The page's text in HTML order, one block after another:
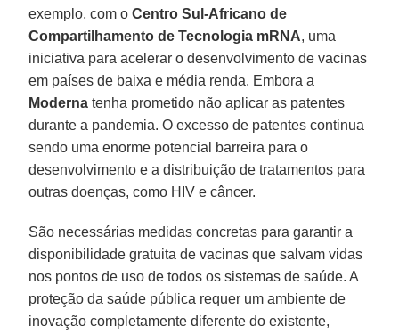
exemplo, com oCentro Sul-Africano de
Compartilhamento de Tecnologia mRNA, uma
iniciativa para acelerar o desenvolvimento de vacinas
em países de baixa e média renda. Embora a
Moderna tenha prometido não aplicar as patentes
durante a pandemia. O excesso de patentes continua
sendo uma enorme potencial barreira para o
desenvolvimento e a distribuição de tratamentos para
outras doenças, como HIV e câncer.
São necessárias medidas concretas para garantir a
disponibilidade gratuita de vacinas que salvam vidas
nos pontos de uso de todos os sistemas de saúde. A
proteção da saúde pública requer um ambiente de
inovação completamente diferente do existente,